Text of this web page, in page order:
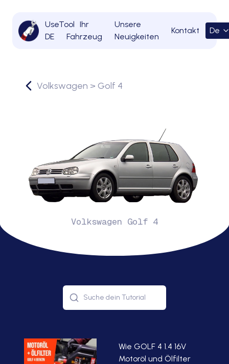
UseTool
DE
Ihr
Fahrzeug
Unsere
Neuigkeiten
Kontakt De
Volkswagen > Golf 4
Volkswagen Golf 4
Wie GOLF 4 1.4 16V
Motoröl und Ölfilter